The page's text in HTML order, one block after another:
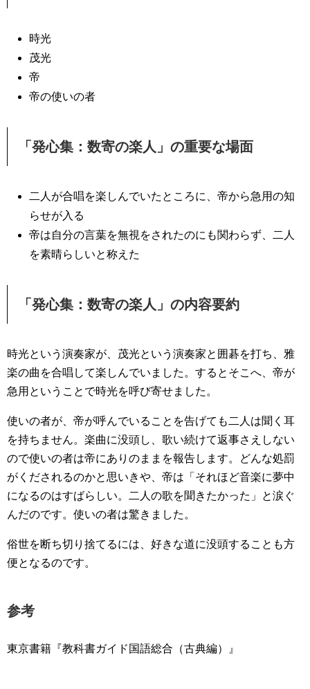
時光
茂光
帝
帝の使いの者
「発心集：数寄の楽人」の重要な場面
二人が合唱を楽しんでいたところに、帝から急用の知
らせが入る
帝は自分の言葉を無視をされたのにも関わらず、二人
を素晴らしいと称えた
「発心集：数寄の楽人」の内容要約
時光という演奏家が、茂光という演奏家と囲碁を打ち、雅
楽の曲を合唱して楽しんでいました。するとそこへ、帝が
急用ということで時光を呼び寄せました。
使いの者が、帝が呼んでいることを告げても二人は聞く耳
を持ちません。楽曲に没頭し、歌い続けて返事さえしない
ので使いの者は帝にありのままを報告します。どんな処罰
がくだされるのかと思いきや、帝は「それほど音楽に夢中
になるのはすばらしい。二人の歌を聞きたかった」と涙ぐ
んだのです。使いの者は驚きました。
俗世を断ち切り捨てるには、好きな道に没頭することも方
便となるのです。
参考
東京書籍『教科書ガイド国語総合（古典編）』